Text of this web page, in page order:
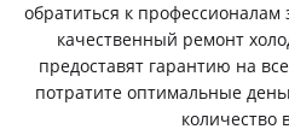
обратиться к
качественный ремонт
предоставят гарантию на
потратите оптимальные
количество